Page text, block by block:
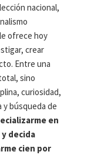
nacional,
ofrece hoy
crear
Entre una
sino
curiosidad,
y búsqueda de
en
decida
cien por